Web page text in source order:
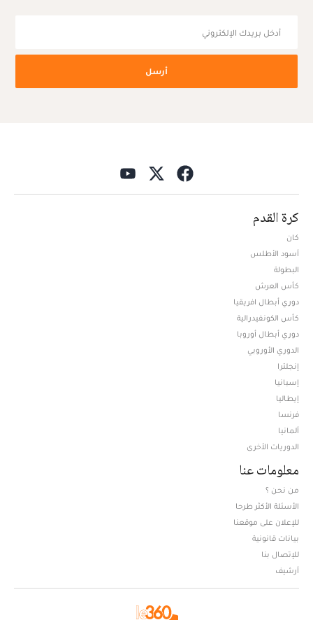
أرسل
كرة القدم
كان
أسود الأطلس
البطولة
كأس العرش
دوري أبطال افريقيا
كأس الكونفيدرالية
دوري أبطال أوروبا
الدوري الأوروبي
إنجلترا
إسبانيا
إيطاليا
فرنسا
ألمانيا
الدوريات الأخرى
معلومات عنا
من نحن ؟
الأسئلة الأكثر طرحا
للإعلان على موقعنا
بيانات قانونية
للإتصال بنا
أرشيف